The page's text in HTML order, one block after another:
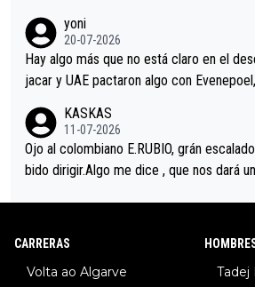
permaneció pegado a su rueda. Parecía
a que era capaz de controlar el miedo",
yoni
20-07-2026
Hay algo más que no está claro en el
jacar y UAE pactaron algo con
i sin pedalear, luego está el saludo con
mano de una manera muy fraternal, más
es en el hombro con que saludaba a
eta, a ver si por querer poner a Del Toro
KASKAS
11-07-2026
Ojo al colombiano E.RUBIO, grán
bido dirigir.Algo me dice , que nos
CARRERAS
Volta ao Algarve
Tadej